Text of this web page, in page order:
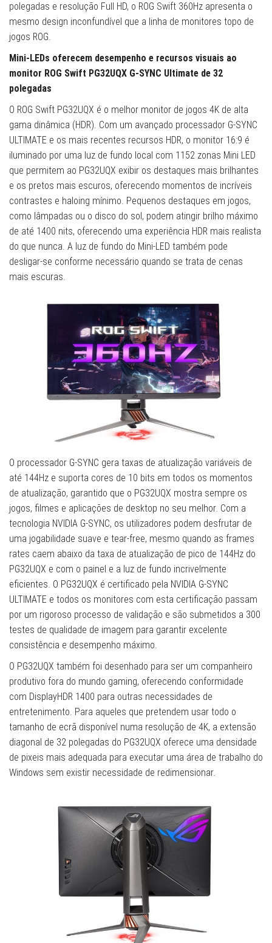
polegadas e resolução Full HD, o ROG Swift 360Hz apresenta o
mesmo design inconfundível que a linha de monitores topo de
jogos ROG.
Mini-LEDs oferecem desempenho e recursos visuais ao
monitor ROG Swift PG32UQX G-SYNC Ultimate de 32
polegadas
O ROG Swift PG32UQX é o melhor monitor de jogos 4K de alta
gama dinâmica (HDR). Com um avançado processador G-SYNC
ULTIMATE e os mais recentes recursos HDR, o monitor 16:9 é
iluminado por uma luz de fundo local com 1152 zonas Mini LED
que permitem ao PG32UQX exibir os destaques mais brilhantes
e os pretos mais escuros, oferecendo momentos de incríveis
contrastes e haloing mínimo. Pequenos destaques em jogos,
como lâmpadas ou o disco do sol, podem atingir brilho máximo
de até 1400 nits, oferecendo uma experiência HDR mais realista
do que nunca. A luz de fundo do Mini-LED também pode
desligar-se conforme necessário quando se trata de cenas
mais escuras.
O processador G-SYNC gera taxas de atualização variáveis de
até 144Hz e suporta cores de 10 bits em todos os momentos
de atualização, garantido que o PG32UQX mostra sempre os
jogos, filmes e aplicações de desktop no seu melhor. Com a
tecnologia NVIDIA G-SYNC, os utilizadores podem desfrutar de
uma jogabilidade suave e tear-free, mesmo quando as frames
rates caem abaixo da taxa de atualização de pico de 144Hz do
PG32UQX e com o painel e a luz de fundo incrivelmente
eficientes. O PG32UQX é certificado pela NVIDIA G-SYNC
ULTIMATE e todos os monitores com esta certificação passam
por um rigoroso processo de validação e são submetidos a 300
testes de qualidade de imagem para garantir excelente
consistência e desempenho máximo.
O PG32UQX também foi desenhado para ser um companheiro
produtivo fora do mundo gaming, oferecendo conformidade
com DisplayHDR 1400 para outras necessidades de
entretenimento. Para aqueles que pretendem usar todo o
tamanho de ecrã disponível numa resolução de 4K, a extensão
diagonal de 32 polegadas do PG32UQX oferece uma densidade
de pixeis mais adequada para executar uma área de trabalho do
Windows sem existir necessidade de redimensionar.